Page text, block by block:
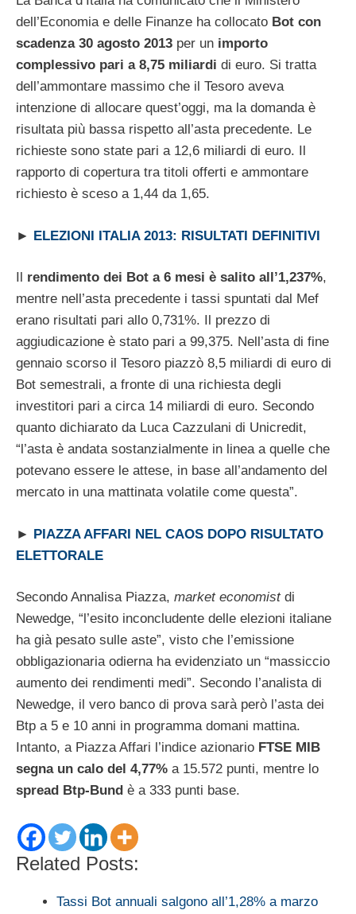
dell’Economia e delle Finanze ha collocato Bot con
scadenza 30 agosto 2013 per un importo
complessivo pari a 8,75 miliardi di euro. Si tratta
dell’ammontare massimo che il Tesoro aveva
intenzione di allocare quest’oggi, ma la domanda è
risultata più bassa rispetto all’asta precedente. Le
richieste sono state pari a 12,6 miliardi di euro. Il
rapporto di copertura tra titoli offerti e ammontare
richiesto è sceso a 1,44 da 1,65.
► ELEZIONI ITALIA 2013: RISULTATI DEFINITIVI
rendimento dei Bot a 6 mesi è salito all’1,237%,
mentre nell’asta precedente i tassi spuntati dal Mef
erano risultati pari allo 0,731%. Il prezzo di
aggiudicazione è stato pari a 99,375. Nell’asta di fine
gennaio scorso il Tesoro piazzò 8,5 miliardi di euro di
Bot semestrali, a fronte di una richiesta degli
investitori pari a circa 14 miliardi di euro. Secondo
quanto dichiarato da Luca Cazzulani di Unicredit,
“l’asta è andata sostanzialmente in linea a quelle che
potevano essere le attese, in base all’andamento del
mercato in una mattinata volatile come questa”.
► PIAZZA AFFARI NEL CAOS DOPO RISULTATO
ELETTORALE
Secondo Annalisa Piazza, market economist di
Newedge, “l’esito inconcludente delle elezioni italiane
ha già pesato sulle aste”, visto che l’emissione
obbligazionaria odierna ha evidenziato un “massiccio
aumento dei rendimenti medi”. Secondo l’analista di
Newedge, il vero banco di prova sarà però l’asta dei
Btp a 5 e 10 anni in programma domani mattina.
Intanto, a Piazza Affari l’indice azionario FTSE MIB
segna un calo del 4,77% a 15.572 punti, mentre lo
spread Btp-Bund è a 333 punti base.
Related Posts:
Tassi Bot annuali salgono all’1,28% a marzo